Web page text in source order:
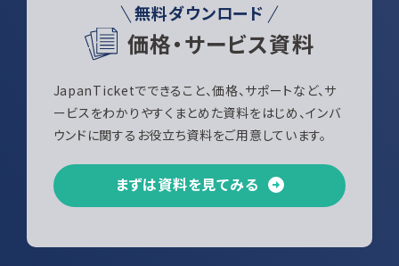
無料ダウンロード
価格・サービス資料
JapanTicketでできること、価格、サポートなど、サ
ービスをわかりやすくまとめた資料をはじめ、インバ
ウンドに関するお役立ち資料をご用意しています。
まずは資料を見てみる